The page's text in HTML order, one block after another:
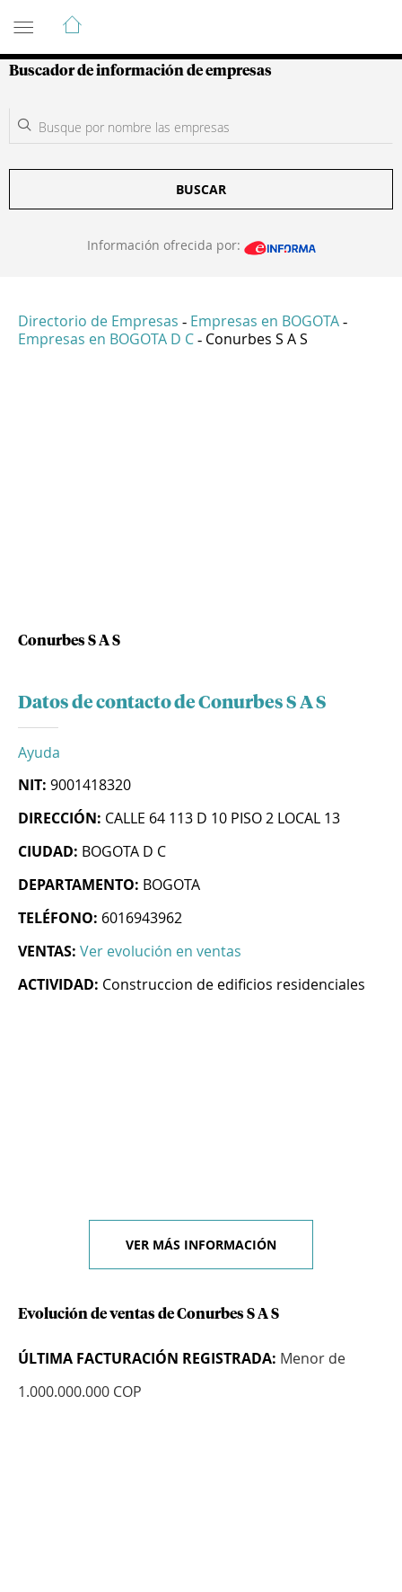
Guía de Empresas Colombianas
Buscador de información de empresas
BUSCAR
Información ofrecida por:
Directorio de Empresas - Empresas en BOGOTA -
Empresas en BOGOTA D C - Conurbes S A S
Conurbes S A S
Datos de contacto de Conurbes S A S
Ayuda
NIT: 9001418320
DIRECCIÓN: CALLE 64 113 D 10 PISO 2 LOCAL 13
CIUDAD: BOGOTA D C
DEPARTAMENTO: BOGOTA
TELÉFONO: 6016943962
VENTAS: Ver evolución en ventas
ACTIVIDAD: Construccion de edificios residenciales
VER MÁS INFORMACIÓN
Evolución de ventas de Conurbes S A S
ÚLTIMA FACTURACIÓN REGISTRADA: Menor de
1.000.000.000 COP